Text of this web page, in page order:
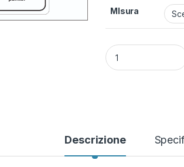
MIsura
Cartello Obblighi
Descrizione